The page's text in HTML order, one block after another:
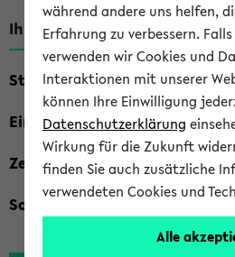
Ihre Suchkriterien:
Studienfach
Einrichtung
Zeiten
Sonstiges
während andere uns helfen,
Erfahrung zu verbessern.
verwenden wir Cookies und
Interaktionen mit unserer
können Ihre Einwilligung
Datenschutzerklärung
Wirkung für die Zukunft
finden Sie auch zusätzliche
verwendeten Cookies und
Alle